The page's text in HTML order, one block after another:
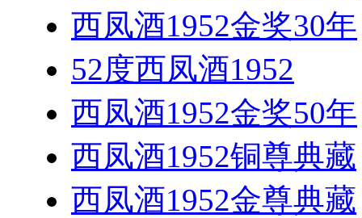
西凤酒1952金奖30年
52度西凤酒1952
西凤酒1952金奖50年
西凤酒1952铜尊典藏
西凤酒1952金尊典藏